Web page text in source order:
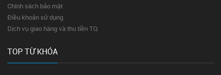
Chính sách bảo mật
Điều khoản sử dụng
Dịch vụ giao hàng và thu tiền TQ
TOP TỪ KHÓA